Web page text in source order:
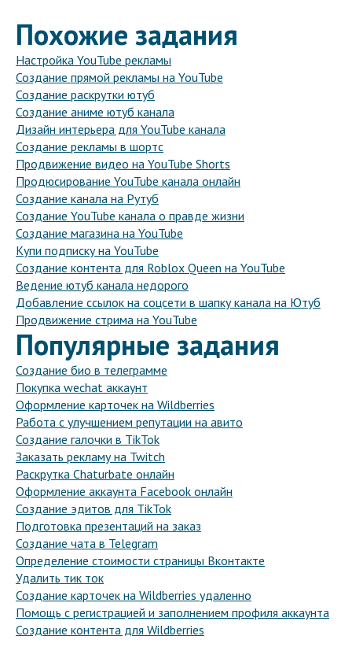
Похожие задания
Настройка YouTube рекламы
Создание прямой рекламы на YouTube
Создание раскрутки ютуб
Создание аниме ютуб канала
Дизайн интерьера для YouTube канала
Создание рекламы в шортс
Продвижение видео на YouTube Shorts
Продюсирование YouTube канала онлайн
Создание канала на Рутуб
Создание YouTube канала о правде жизни
Создание магазина на YouTube
Купи подписку на YouTube
Создание контента для Roblox Queen на YouTube
Ведение ютуб канала недорого
Добавление ссылок на соцсети в шапку канала на Ютуб
Продвижение стрима на YouTube
Популярные задания
Создание био в телеграмме
Покупка wechat аккаунт
Оформление карточек на Wildberries
Работа с улучшением репутации на авито
Создание галочки в TikTok
Заказать рекламу на Twitch
Раскрутка Chaturbate онлайн
Оформление аккаунта Facebook онлайн
Создание эдитов для TikTok
Подготовка презентаций на заказ
Создание чата в Telegram
Определение стоимости страницы Вконтакте
Удалить тик ток
Создание карточек на Wildberries удаленно
Помощь с регистрацией и заполнением профиля аккаунта
Создание контента для Wildberries